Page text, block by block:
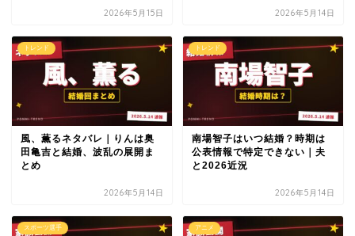
2026年5月15日 2026年5月14日
トレンド
風、薫るネタバレ｜りんは奥
田亀吉と結婚、波乱の展開ま
とめ
2026年5月14日
トレンド
南場智子はいつ結婚？時期は
公表情報で特定できない｜夫
と2026近況
2026年5月14日
スポーツ選手 アニメ